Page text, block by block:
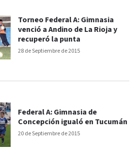
28 de Septiembre de 2015
Torneo Federal A: Gimnasia
venció a Andino de La Rioja y
recuperó la punta
20 de Septiembre de 2015
Federal A: Gimnasia de
Concepción igualó en Tucumán